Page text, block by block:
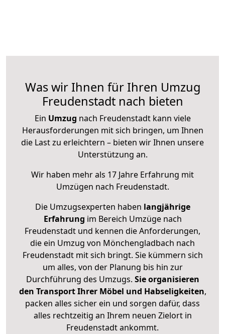
Was wir Ihnen für Ihren Umzug
Freudenstadt nach bieten
Ein Umzug nach Freudenstadt kann viele
Herausforderungen mit sich bringen, um Ihnen
die Last zu erleichtern – bieten wir Ihnen unsere
Unterstützung an.
Wir haben mehr als 17 Jahre Erfahrung mit
Umzügen nach Freudenstadt.
Die Umzugsexperten haben langjährige
Erfahrung im Bereich Umzüge nach
Freudenstadt und kennen die Anforderungen,
die ein Umzug von Mönchengladbach nach
Freudenstadt mit sich bringt. Sie kümmern sich
um alles, von der Planung bis hin zur
Durchführung des Umzugs. Sie organisieren
den Transport Ihrer Möbel und Habseligkeiten,
packen alles sicher ein und sorgen dafür, dass
alles rechtzeitig an Ihrem neuen Zielort in
Freudenstadt ankommt.